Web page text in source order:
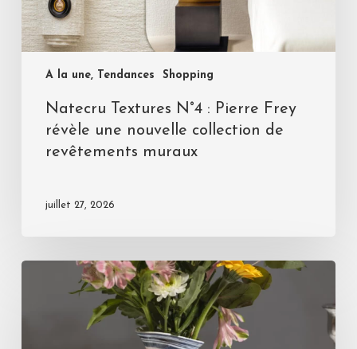
A la une, Tendances Shopping
Natecru Textures N°4 : Pierre Frey
révèle une nouvelle collection de
revêtements muraux
juillet 27, 2026